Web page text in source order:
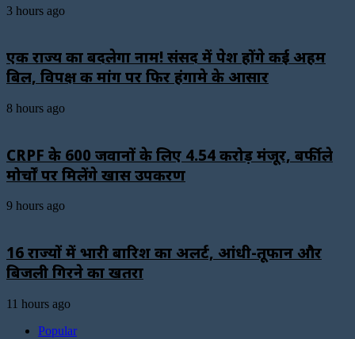
3 hours ago
एक राज्य का बदलेगा नाम! संसद में पेश होंगे कई अहम
बिल, विपक्ष की मांग पर फिर हंगामे के आसार
8 hours ago
CRPF के 600 जवानों के लिए ₹4.54 करोड़ मंजूर, बर्फीले
मोर्चों पर मिलेंगे खास उपकरण
9 hours ago
16 राज्यों में भारी बारिश का अलर्ट, आंधी-तूफान और
बिजली गिरने का खतरा
11 hours ago
Popular